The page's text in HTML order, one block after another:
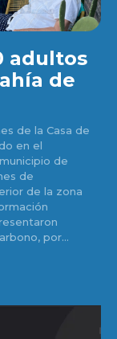
adultos
de
de la Casa de
en el
de
de
de la zona
por...